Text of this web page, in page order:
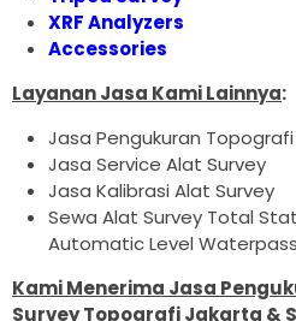
XRF Analyzers
Accessories
Layanan Jasa Kami Lainnya:
Jasa Pengukuran Topografi
Jasa Service Alat Survey
Jasa Kalibrasi Alat Survey
Sewa Alat Survey Total
Automatic Level Waterpass
Kami Menerima Jasa
Survey Topografi Jakarta &